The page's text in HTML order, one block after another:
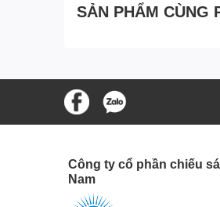
Đèn với ánh sáng dịu làm
Đơn giá sản phẩm
SẢN PHẨM CÙNG
Công ty cổ phần chiếu
Nam